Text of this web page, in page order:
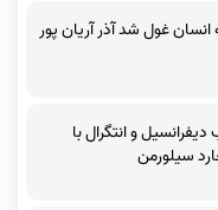
غول شد آذر آریان پور
و انتگرال با
سیلورمن